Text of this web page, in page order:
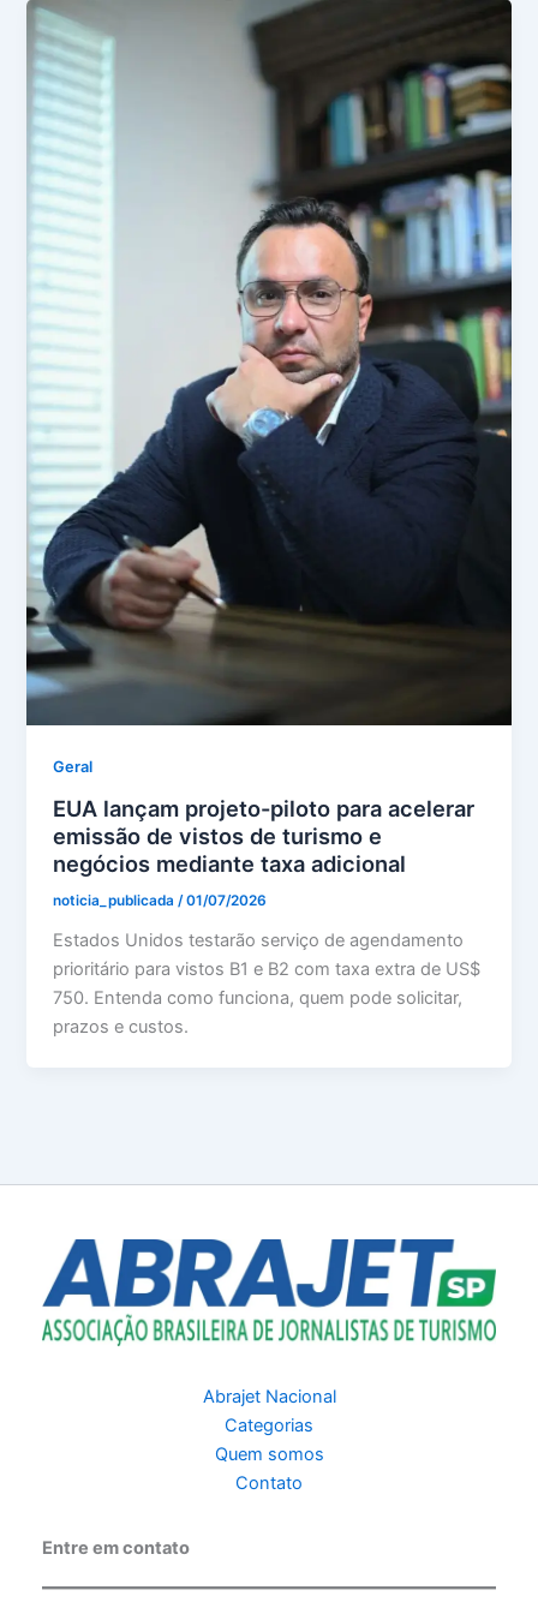
Geral
EUA lançam projeto-piloto para acelerar
emissão de vistos de turismo e
negócios mediante taxa adicional
noticia_publicada /01/07/2026
Estados Unidos testarão serviço de agendamento
prioritário para vistos B1 e B2 com taxa extra de US$
750. Entenda como funciona, quem pode solicitar,
prazos e custos.
Abrajet Nacional
Categorias
Quem somos
Contato
Entre em contato